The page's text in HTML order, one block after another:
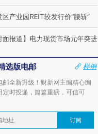
区产业园REIT较发行价“腰斩”
面报道】电力现货市场元年突进
选版电邮
样例
邮全新升级！财新网主编精心编
定时投递，篇篇重磅，可信可
订阅